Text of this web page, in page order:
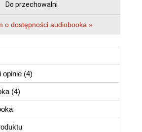
Do przechowalni
o dostępności audiobooka »
opinie (4)
(4)